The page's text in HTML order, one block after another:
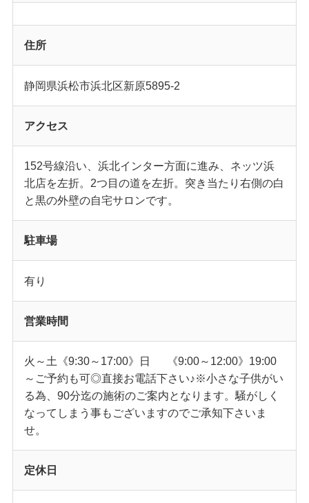
住所
静岡県浜松市浜北区新原5895-2
アクセス
152号線沿い、浜北インター方面に進み、ネッツ浜
北店を左折。2つ目の道を左折。突き当たり右側の白
と黒の外壁の自宅サロンです。
駐車場
有り
営業時間
火～土《9:30～17:00》日 《9:00～12:00》19:00
～ご予約も可◎直接お電話下さい♪※小さな子供がい
る為、90分迄の施術のご案内となります。騒がしく
なってしまう事もございますのでご承知下さいま
せ。
定休日